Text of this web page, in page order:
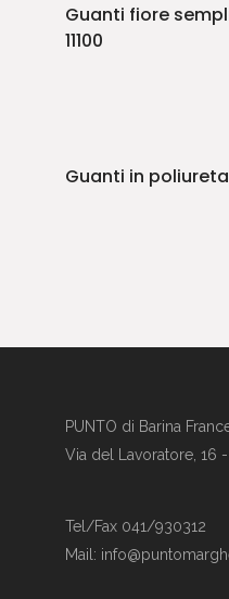
Guanti fiore
11100
Guanti in
PUNTO di Barina
Via del Lavoratore, 16
Tel/Fax 041/930312
Mail: